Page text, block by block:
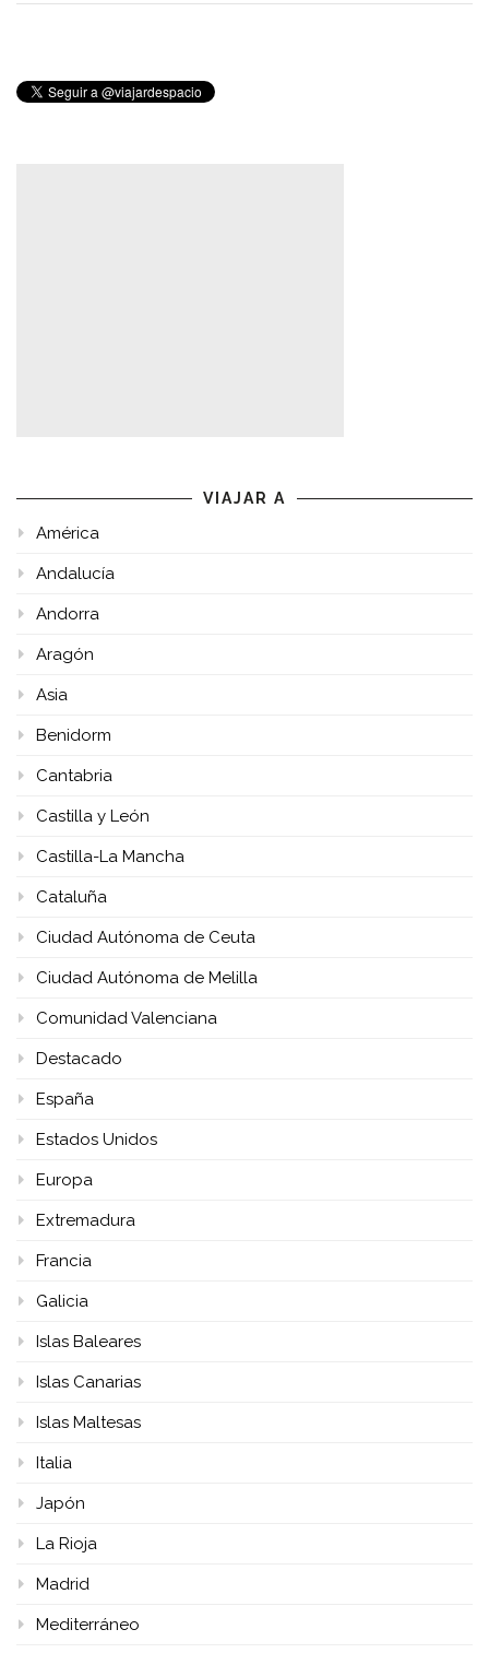
VIAJAR A
América
Andalucía
Andorra
Aragón
Asia
Benidorm
Cantabria
Castilla y León
Castilla-La Mancha
Cataluña
Ciudad Autónoma de Ceuta
Ciudad Autónoma de Melilla
Comunidad Valenciana
Destacado
España
Estados Unidos
Europa
Extremadura
Francia
Galicia
Islas Baleares
Islas Canarias
Islas Maltesas
Italia
Japón
La Rioja
Madrid
Mediterráneo